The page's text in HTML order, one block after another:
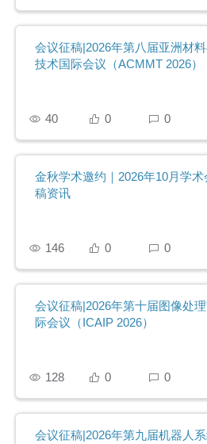
会议征稿|2026年第八届亚洲材
技术国际会议（ACMMT 2026）
40 0 0
金秋学术邀约｜2026年10月学术
稿资讯
146 0 0
会议征稿|2026年第十届图像处
际会议（ICAIP 2026）
128 0 0
会议征稿|2026年第九届机器人